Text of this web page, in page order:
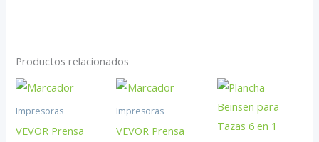
Productos relacionados
Impresoras
VEVOR Prensa
Impresoras
VEVOR Prensa